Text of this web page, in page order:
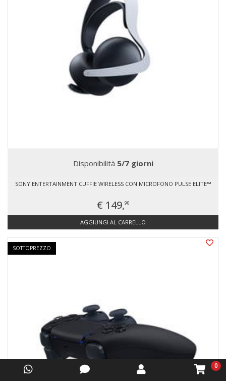
Disponibilità 5/7 giorni
SONY ENTERTAINMENT CUFFIE WIRELESS CON MICROFONO PULSE ELITE™
€ 149,90
AGGIUNGI AL CARRELLO
SOTTOPREZZO
0